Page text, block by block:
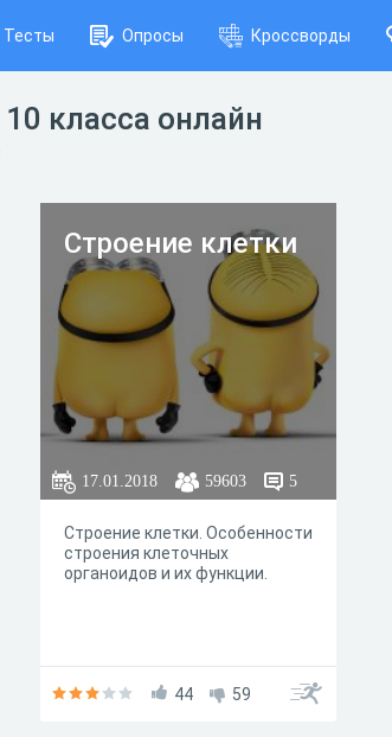
Тесты Опросы Кроссворды
класса онлайн
Строение клетки
17.01.2018 59603 5
Строение клетки. Особенности
строения клеточных
органоидов и их функции.
44 59